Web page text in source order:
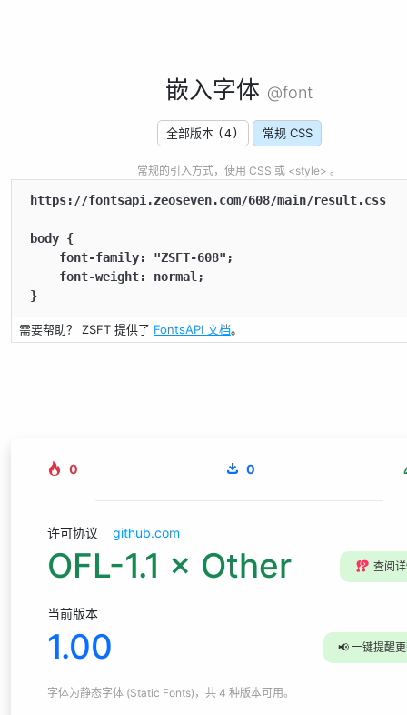
嵌入字体 @font
全部版本 (4) 常规 CSS
常规的引入方式，使用 CSS 或 <style> 。
https://fontsapi.zeoseven.com/608/main/result.css
body {
    font-family: "ZSFT-608";
    font-weight: normal;
}
需要帮助？ ZSFT 提供了 FontsAPI 文档。
0 0
许可协议 github.com
OFL-1.1 × Other ⁉️ 查阅
当前版本
1.00 📢 一键提醒
字体为静态字体 (Static Fonts) ，共 4 种版本可用。